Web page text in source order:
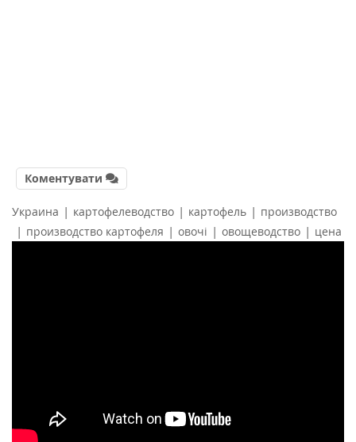
Коментувати
Украина | картофелеводство | картофель | производство
| производство картофеля | овочі | овощеводство | цена